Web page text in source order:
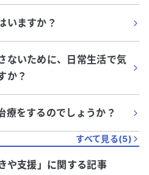
いますか？
ないために、日常生活で気
か？
療をするのでしょうか？
すべて見る(5)
や支援 」に関する記事